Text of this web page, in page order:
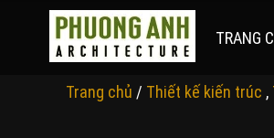
TRANG
Trang chủ / Thiết kế kiến trúc ,